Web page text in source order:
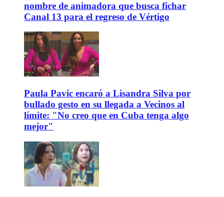
nombre de animadora que busca fichar
Canal 13 para el regreso de Vértigo
Paula Pavic encaró a Lisandra Silva por
bullado gesto en su llegada a Vecinos al
límite: "No creo que en Cuba tenga algo
mejor"